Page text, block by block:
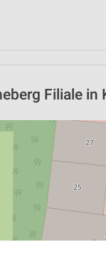
Filiale in